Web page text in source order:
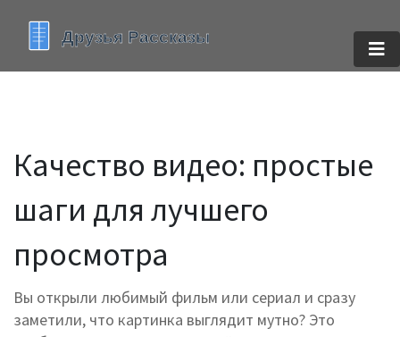
Качество видео: простые
шаги для лучшего
просмотра
Вы открыли любимый фильм или сериал и сразу
заметили, что картинка выглядит мутно? Это